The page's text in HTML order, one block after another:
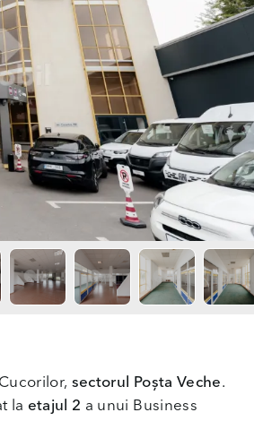
sectorul Poșta Veche.
la etajul 2 a unui Business